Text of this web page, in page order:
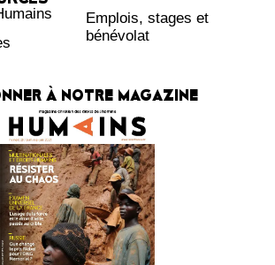
Emplois, stages et
bénévolat
À NOTRE MAGAZINE